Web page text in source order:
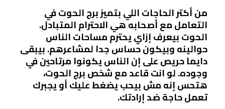
من أكتر الحاجات اللي بتميز برج الحوت في
التعامل مع أصحابه هي الاحترام المتبادل.
الحوت بيعرف إزاي يحترم مساحات الناس
حوالينه وبيكون حساس جدا لمشاعرهم. بيبقى
دايما حريص على إن الناس يكونوا مرتاحين في
وجوده. لو انت قاعد مع شخص برج الحوت،
هتحس إنه مش بيحب يضغط عليك أو يجبرك
تعمل حاجة ضد إرادتك.